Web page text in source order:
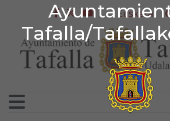
Tafalla/
Ir al contenidofacebook
twitter
youtube
Euskera